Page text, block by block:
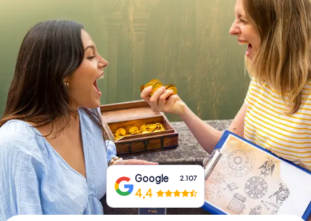
IE
IT
Prenota Biglietti
Acquista i Voucher
Google 2.107
4,4